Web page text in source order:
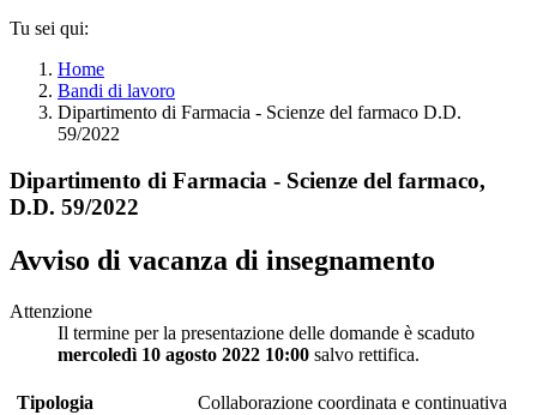
Tu sei qui:
Home
Bandi di lavoro
Dipartimento di Farmacia - Scienze del farmaco D.D.
59/2022
Dipartimento di Farmacia - Scienze del farmaco,
D.D. 59/2022
Avviso di vacanza di insegnamento
Attenzione
Il termine per la presentazione delle domande è scaduto
mercoledì 10 agosto 2022 10:00 salvo rettifica.
Tipologia
Collaborazione coordinata e continuativa